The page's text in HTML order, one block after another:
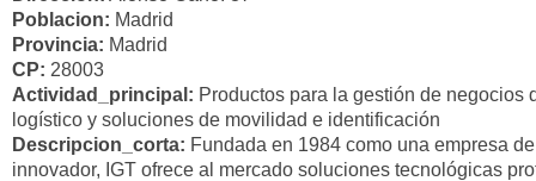
Poblacion: Madrid
Provincia: Madrid
CP: 28003
Actividad_principal: Productos para la gestión de negocios
logístico y soluciones de movilidad e identificación
Descripcion_corta: Fundada en 1984 como una empresa
innovador, IGT ofrece al mercado soluciones tecnológicas